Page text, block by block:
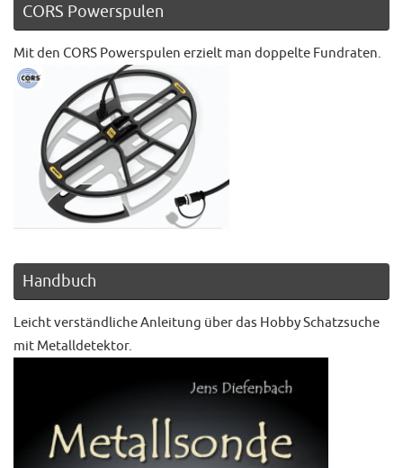
CORS Powerspulen
Mit den CORS Powerspulen erzielt man doppelte Fundraten.
Handbuch
Leicht verständliche Anleitung über das Hobby Schatzsuche
mit Metalldetektor.